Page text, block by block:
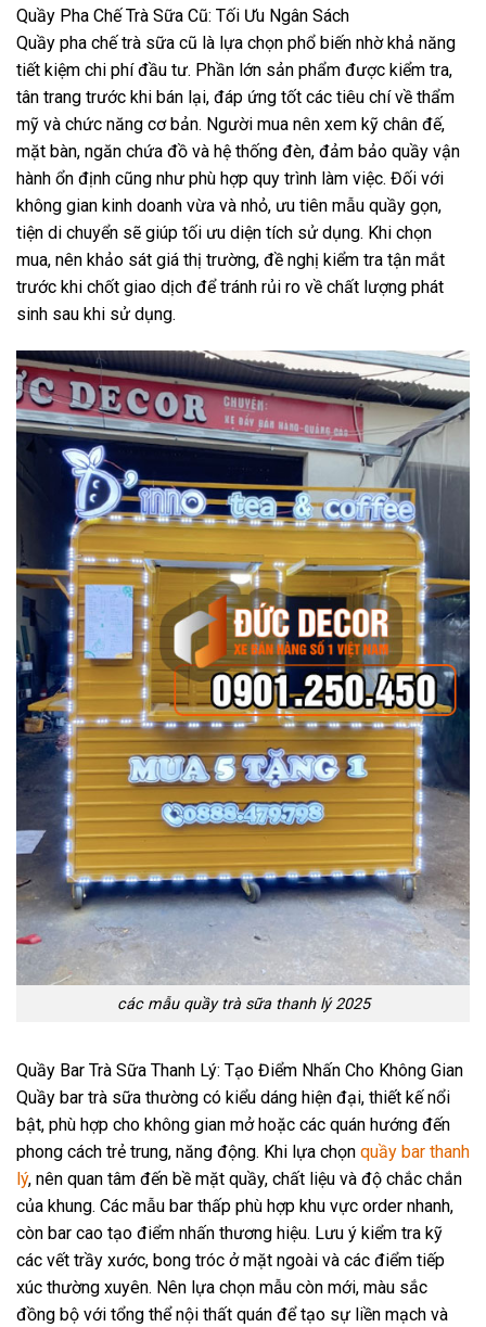
Quầy Pha Chế Trà Sữa Cũ: Tối Ưu Ngân Sách
Quầy pha chế trà sữa cũ là lựa chọn phổ biến nhờ khả năng
tiết kiệm chi phí đầu tư. Phần lớn sản phẩm được kiểm tra,
tân trang trước khi bán lại, đáp ứng tốt các tiêu chí về thẩm
mỹ và chức năng cơ bản. Người mua nên xem kỹ chân đế,
mặt bàn, ngăn chứa đồ và hệ thống đèn, đảm bảo quầy vận
hành ổn định cũng như phù hợp quy trình làm việc. Đối với
không gian kinh doanh vừa và nhỏ, ưu tiên mẫu quầy gọn,
tiện di chuyển sẽ giúp tối ưu diện tích sử dụng. Khi chọn
mua, nên khảo sát giá thị trường, đề nghị kiểm tra tận mắt
trước khi chốt giao dịch để tránh rủi ro về chất lượng phát
sinh sau khi sử dụng.
các mẫu quầy trà sữa thanh lý 2025
Quầy Bar Trà Sữa Thanh Lý: Tạo Điểm Nhấn Cho Không Gian
Quầy bar trà sữa thường có kiểu dáng hiện đại, thiết kế nổi
bật, phù hợp cho không gian mở hoặc các quán hướng đến
phong cách trẻ trung, năng động. Khi lựa chọn quầy bar thanh
lý, nên quan tâm đến bề mặt quầy, chất liệu và độ chắc chắn
của khung. Các mẫu bar thấp phù hợp khu vực order nhanh,
còn bar cao tạo điểm nhấn thương hiệu. Lưu ý kiểm tra kỹ
các vết trầy xước, bong tróc ở mặt ngoài và các điểm tiếp
xúc thường xuyên. Nên lựa chọn mẫu còn mới, màu sắc
đồng bộ với tổng thể nội thất quán để tạo sự liền mạch và